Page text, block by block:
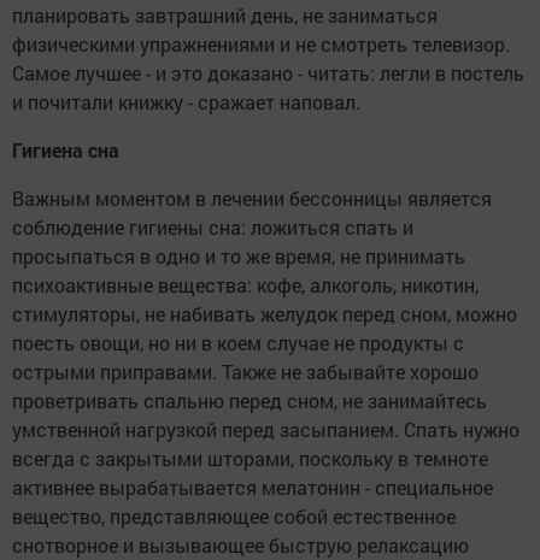
планировать завтрашний день, не заниматься
физическими упражнениями и не смотреть телевизор.
Самое лучшее - и это доказано - читать: легли в постель
и почитали книжку - сражает наповал.
Гигиена сна
Важным моментом в лечении бессонницы является
соблюдение гигиены сна: ложиться спать и
просыпаться в одно и то же время, не принимать
психоактивные вещества: кофе, алкоголь, никотин,
стимуляторы, не набивать желудок перед сном, можно
поесть овощи, но ни в коем случае не продукты с
острыми приправами. Также не забывайте хорошо
проветривать спальню перед сном, не занимайтесь
умственной нагрузкой перед засыпанием. Спать нужно
всегда с закрытыми шторами, поскольку в темноте
активнее вырабатывается мелатонин - специальное
вещество, представляющее собой естественное
снотворное и вызывающее быструю релаксацию